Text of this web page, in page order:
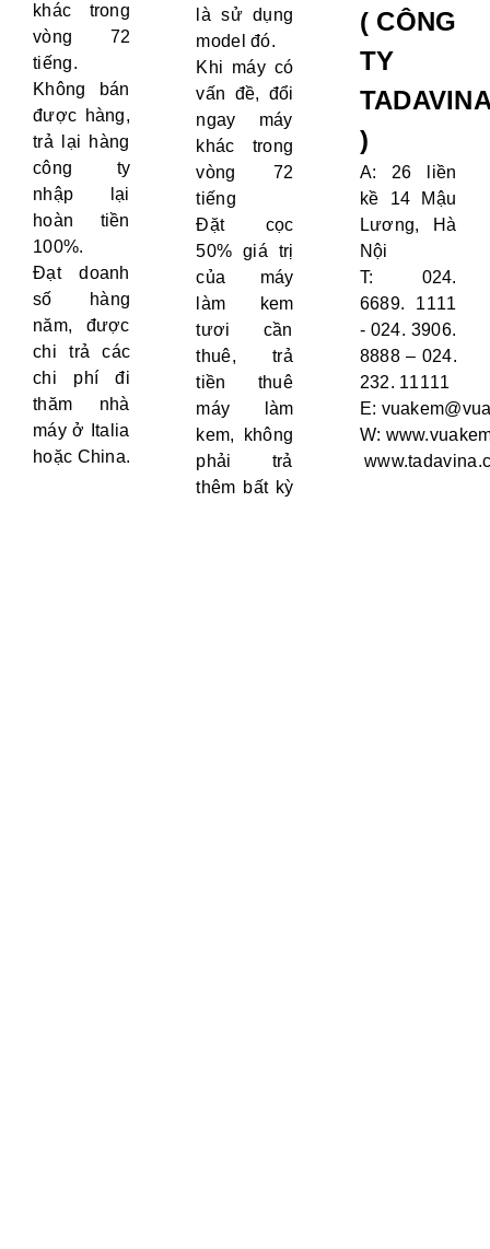
khác trong
vòng 72
tiếng.
Không bán
được hàng,
trả lại hàng
công ty
nhập lại
hoàn tiền
100%.
Đạt doanh
số hàng
năm, được
chi trả các
chi phí đi
thăm nhà
máy ở Italia
hoặc China.
là sử dụng
model đó.
Khi máy có
vấn đề, đổi
ngay máy
khác trong
vòng 72
tiếng
Đặt cọc
50% giá trị
của máy
làm kem
tươi cần
thuê, trả
tiền thuê
máy làm
kem, không
phải trả
thêm bất kỳ
( CÔNG
TY
)
A: 26 liền
kề 14 Mậu
Lương, Hà
Nội
T: 024.
6689. 1111
- 024. 3906.
8888 – 024.
232. 11111
E:
W: